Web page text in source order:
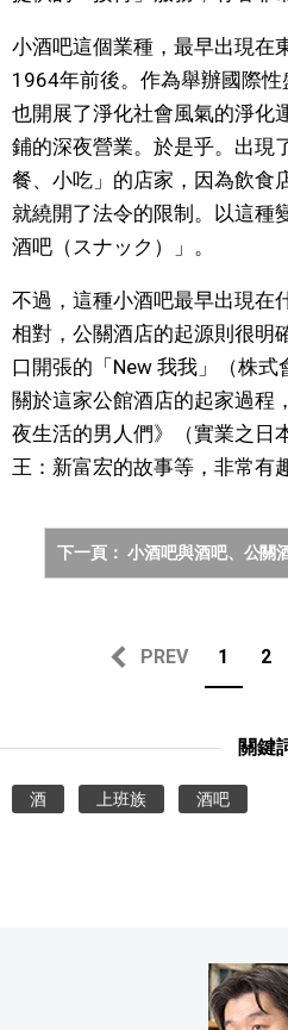
語言
東京
編輯部通知
小酒吧這個業種，最早出現在
1964年前後。作為舉辦國際
也開展了淨化社會風氣的淨化
鋪的深夜營業。於是乎。出現
餐、小吃」的店家，因為飲食
就繞開了法令的限制。以這種
酒吧（スナック）」。
不過，這種小酒吧最早出現在
相對，公關酒店的起源則很明
口開張的「New 我我」（株式
關於這家公館酒店的起家過程
夜生活的男人們》（實業之日
王：新富宏的故事等，非常有
下一頁： 小酒吧與酒吧、公關
PREV 1 2
關鍵
酒 上班族 酒吧